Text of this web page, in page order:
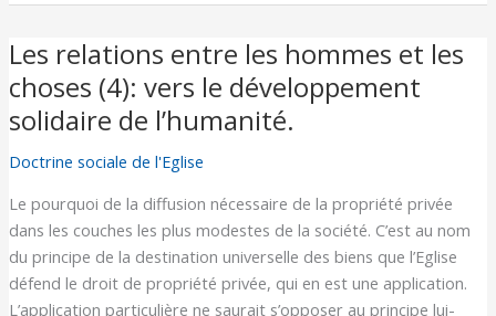
respect.
Les relations entre les hommes et les
choses (4): vers le développement
solidaire de l’humanité.
Doctrine sociale de l'Eglise
Le pourquoi de la diffusion nécessaire de la propriété privée
dans les couches les plus modestes de la société. C’est au nom
du principe de la destination universelle des biens que l’Eglise
défend le droit de propriété privée, qui en est une application.
L’application particulière ne saurait s’opposer au principe lui-
Les
relations
entre
les
hommes
les
choses
(4):
vers